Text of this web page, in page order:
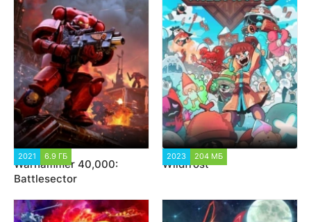
2021 6.9 ГБ
Warhammer 40,000:
Battlesector
2023 204 МБ
Wildfrost